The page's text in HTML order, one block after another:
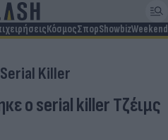
ΚόσμοςΣπορShowbizWeekend
Serial Killer
ο serial killer Τζέιμς